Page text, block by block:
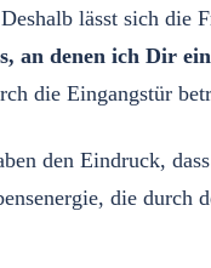
lässt sich
an denen ich Dir
die Eingangstür
den Eindruck,
die